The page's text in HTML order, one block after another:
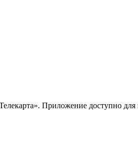
Приложение доступно для